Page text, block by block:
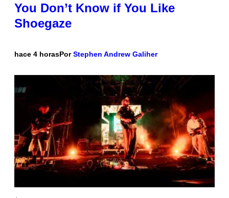
You Don’t Know if You Like
Shoegaze
hace 4 horasPorStephen Andrew Galiher